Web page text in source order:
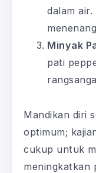
dalam
Minyak
pati
Mandikan diri
optimum;
cukup untuk
meningkatkan